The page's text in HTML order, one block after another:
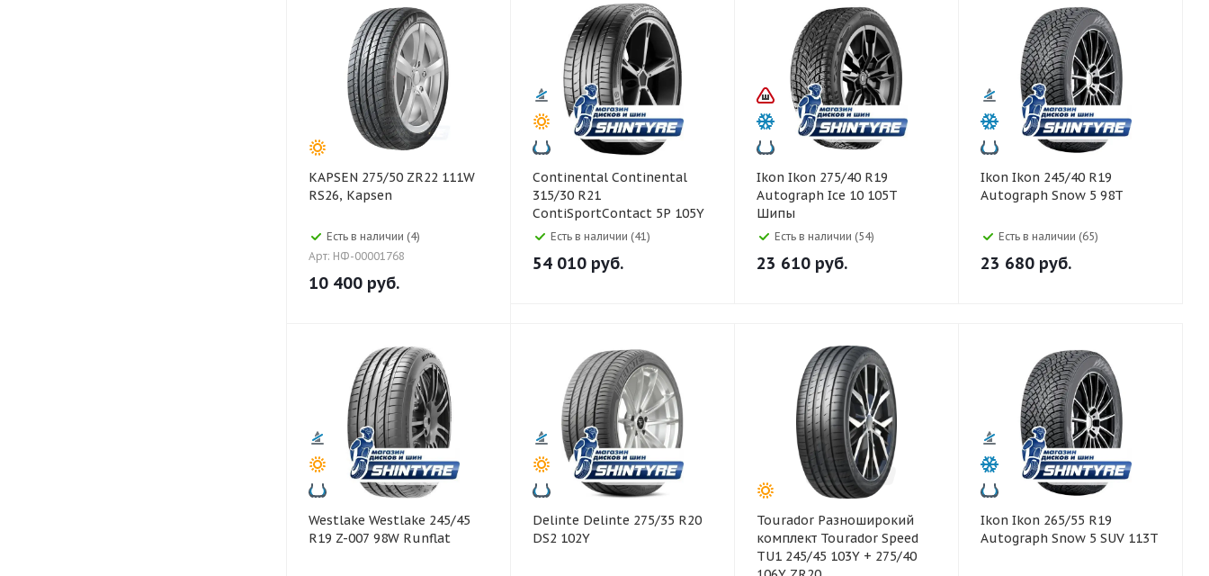
KAPSEN 275/50 ZR22 111W
RS26, Kapsen
Есть в наличии (4)
Арт: НФ-00001768
10 400 руб.
Continental Continental
315/30 R21
ContiSportContact 5P 105Y
Есть в наличии (41)
54 010 руб.
Ikon Ikon 275/40 R19
Autograph Ice 10 105T
Шипы
Есть в наличии (54)
23 610 руб.
Ikon Ikon 245/40 R19
Autograph Snow 5 98T
Есть в наличии (65)
23 680 руб.
Westlake Westlake 245/45
R19 Z-007 98W Runflat
Delinte Delinte 275/35 R20
DS2 102Y
Tourador Разноширокий
комплект Tourador Speed
TU1 245/45 103Y + 275/40
Ikon Ikon 265/55 R19
Autograph Snow 5 SUV 113T